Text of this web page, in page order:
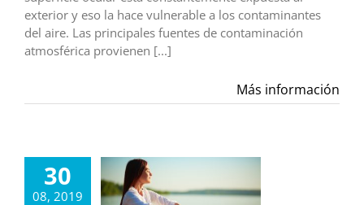
exterior y eso la hace vulnerable a los contaminantes
del aire. Las principales fuentes de contaminación
atmosférica provienen [...]
Más información
30
08, 2019